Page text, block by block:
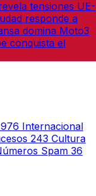
tensiones UE-
responde a
domina Moto3
conquista el
976 Internacional
243 Cultura
Spam 36